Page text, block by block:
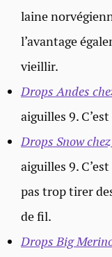
laine
l’avantage
vieillir.
Drops Andes
aiguilles 9.
Drops Snow
aiguilles 9.
pas trop tirer
de fil.
Drops Big